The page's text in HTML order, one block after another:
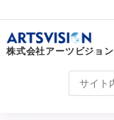
株式会社アーツビジョン